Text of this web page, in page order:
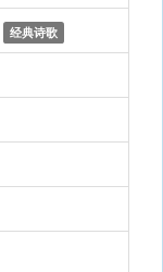
经典诗歌